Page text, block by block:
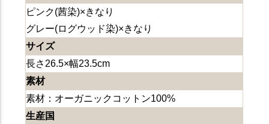
ピンク(茜染)×きなり
グレー(ログウッド染)×きなり
サイズ
長さ26.5×幅23.5cm
素材
素材：オーガニックコットン100%
生産国